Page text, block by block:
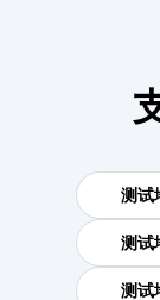
测试
测试
测试